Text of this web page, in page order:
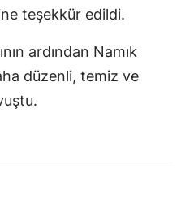
teşekkür edildi.
ardından Namık
düzenli, temiz ve